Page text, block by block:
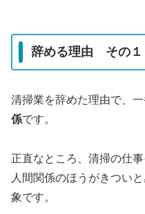
辞める理由 その１
清掃業を辞めた理由で、
係です。
正直なところ、清掃の仕
人間関係のほうがきつい
象です。